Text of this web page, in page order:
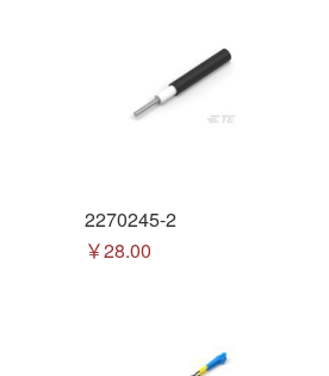
2270245-2
￥28.00